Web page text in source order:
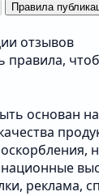
Правила
отзывов
правила,
основан
реклама,